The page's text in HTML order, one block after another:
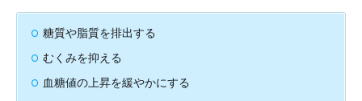
糖質や脂質を排出する
むくみを抑える
血糖値の上昇を緩やかにする